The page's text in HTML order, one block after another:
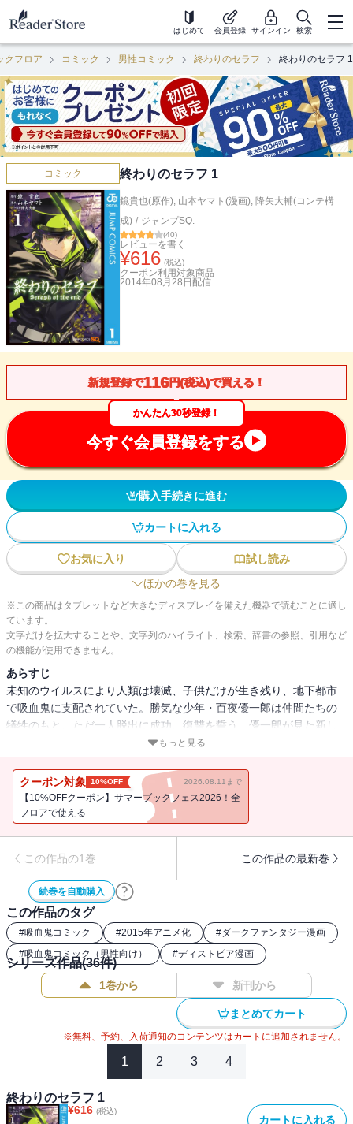
はじめて 会員登録 サインイン 検索
クフロア コミック 男性コミック 終わりのセラフ 終わりのセラフ 1
コミック 終わりのセラフ 1
鏡貴也(原作), 山本ヤマト(漫画), 降矢大輔(コンテ構
成) / ジャンプSQ.
(40)
レビューを書く
¥616 (税込)
クーポン利用対象商品
2014年08月28日 配信
新規登録で116円(税込)で買える！
かんたん30秒登録！
今すぐ会員登録をする
購入手続きに進む
カートに入れる
お気に入り
試し読み
ほかの巻を見る
※この商品はタブレットなど大きなディスプレイを備えた機器で読むことに適し
ています。
文字だけを拡大することや、文字列のハイライト、検索、辞書の参照、引用など
の機能が使用できません。
あらすじ
未知のウイルスにより人類は壊滅、子供だけが生き残り、地下都市
で吸血鬼に支配されていた。勝気な少年・百夜優一郎は仲間たちの
犠牲のもと、ただ一人脱出に成功、復讐を誓う。優一郎が見た新し
もっと見る
クーポン対象 10%OFF 2026.08.11まで
【10%OFFクーポン】サマーブックフェス2026！全
フロアで使える
この作品の1巻 この作品の最新巻
続巻を自動購入
この作品のタグ
#吸血鬼コミック #2015年アニメ化 #ダークファンタジー漫画
#吸血鬼コミック（男性向け） #ディストピア漫画
シリーズ作品(36件)
1巻から 新刊から
まとめてカート
※無料、予約、入荷通知のコンテンツはカートに追加されません。
1 2 3 4
終わりのセラフ 1
¥616 (税込)
カートに入れる